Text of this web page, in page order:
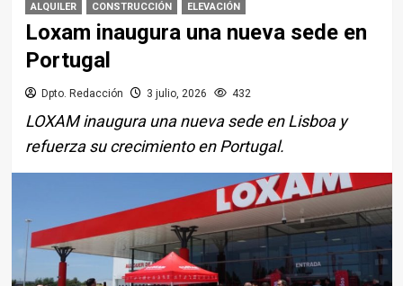
ALQUILER CONSTRUCCIÓN ELEVACIÓN
Loxam inaugura una nueva sede en
Portugal
Dpto. Redacción 3 julio, 2026 432
LOXAM inaugura una nueva sede en Lisboa y
refuerza su crecimiento en Portugal.